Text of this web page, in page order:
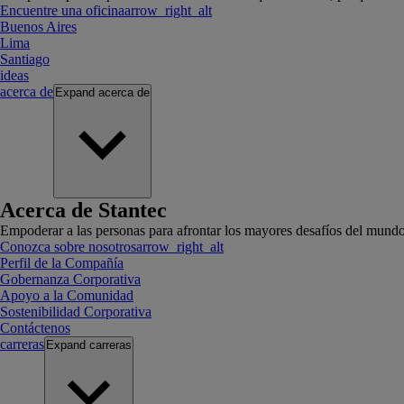
Encuentre una oficinaarrow_right_alt
Buenos Aires
Lima
Santiago
ideas
acerca de Expand acerca de
Acerca de Stantec
Empoderar a las personas para afrontar los mayores desafíos del
Conozca sobre nosotrosarrow_right_alt
Perfil de la Compañía
Gobernanza Corporativa
Apoyo a la Comunidad
Sostenibilidad Corporativa
Contáctenos
carreras Expand carreras